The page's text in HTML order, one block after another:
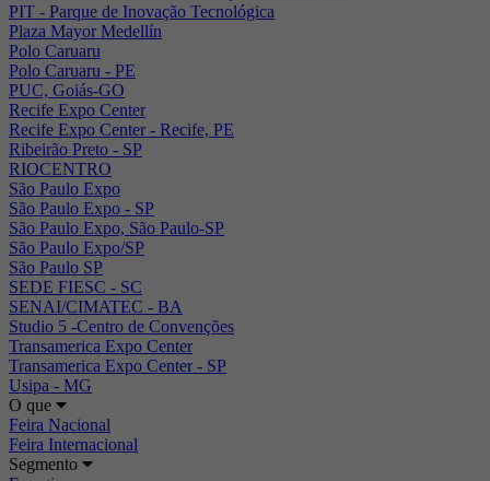
PIT - Parque de Inovação Tecnológica
Plaza Mayor Medellín
Polo Caruaru
Polo Caruaru - PE
PUC, Goiás-GO
Recife Expo Center
Recife Expo Center - Recife, PE
Ribeirão Preto - SP
RIOCENTRO
São Paulo Expo
São Paulo Expo - SP
São Paulo Expo, São Paulo-SP
São Paulo Expo/SP
São Paulo SP
SEDE FIESC - SC
SENAI/CIMATEC - BA
Studio 5 -Centro de Convenções
Transamerica Expo Center
Transamerica Expo Center - SP
Usipa - MG
O que
Feira Nacional
Feira Internacional
Segmento